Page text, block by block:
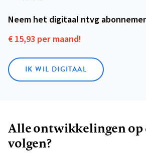
Neem het digitaal ntvg
€ 15,93 per maand!
IK WIL DIGITAAL
Alle ontwikkelingen op
volgen?